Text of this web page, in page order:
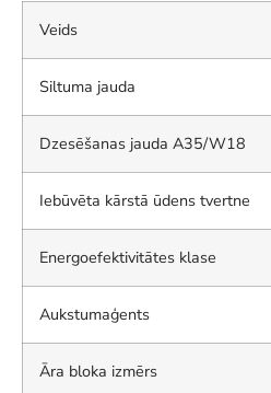
Veids
Siltuma jauda
Dzesēšanas jauda A35/W18
Iebūvēta kārstā ūdens tvertne
Energoefektivitātes klase
Aukstumaģents
Āra bloka izmērs